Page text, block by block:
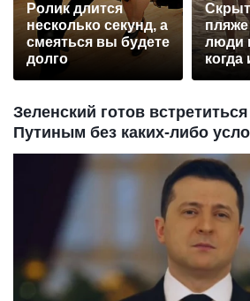
Ролик длится
несколько секунд, а
смеяться вы будете
долго
люди
когда
Зеленский готов
Путиным без каких-либо